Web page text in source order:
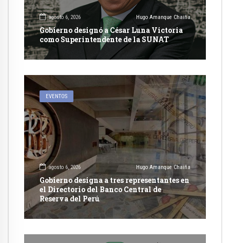
agosto 6, 2026 Hugo Amanque Chaiña
Gobierno designó a César Luna Victoria
como Superintendente de la SUNAT
EVENTOS
agosto 6, 2026 Hugo Amanque Chaiña
Gobierno designa a tres representantes en
el Directorio del Banco Central de
Reserva del Perú